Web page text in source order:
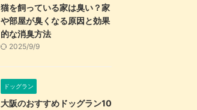
猫を飼っている家は臭い？家
や部屋が臭くなる原因と効果
的な消臭方法
2025/9/9
ドッグラン
大阪のおすすめドッグラン10